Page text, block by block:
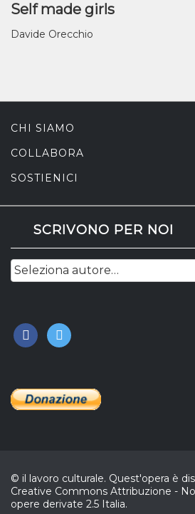
Self made girls
Davide Orecchio
CHI SIAMO
COLLABORA
SOSTIENICI
SCRIVONO PER NOI
facebook
twitter
© il lavoro culturale. Quest'opera è
Creative Commons Attribuzione -
opere derivate 2.5 Italia.